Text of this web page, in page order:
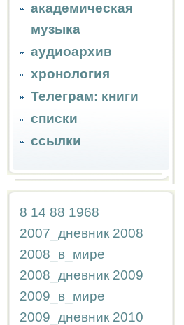
академическая
музыка
аудиоархив
хронология
Телеграм: книги
списки
ссылки
8 14 88 1968
2007_дневник 2008
2008_в_мире
2008_дневник 2009
2009_в_мире
2009_дневник 2010